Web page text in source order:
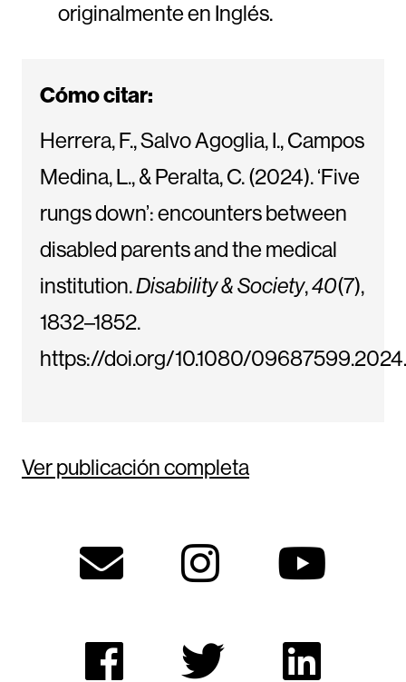
originalmente en Inglés.
Cómo citar:
Herrera, F., Salvo Agoglia, I., Campos
Medina, L., & Peralta, C. (2024). ‘Five
rungs down’: encounters between
disabled parents and the medical
institution.Disability & Society,40(7),
1832–1852.
https://doi.org/10.1080/
Ver publicación completa